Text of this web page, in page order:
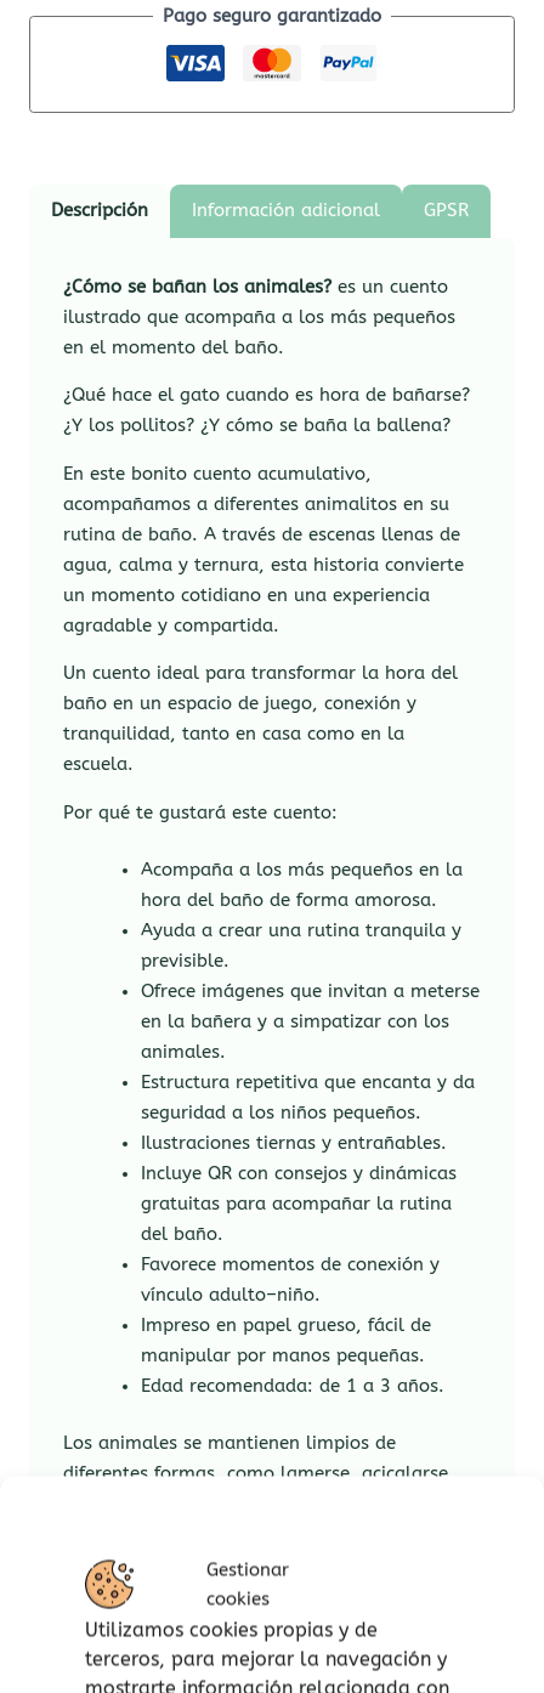
Gestionar
cookies
Utilizamos cookies propias y de
terceros, para mejorar la navegación y
mostrarte información relacionada con
Pago seguro garantizado
Descripción Información adicional GPSR
¿Cómo se bañan los animales?es un cuento
ilustrado que acompaña a los más pequeños
en el momento del baño.
¿Qué hace el gato cuando es hora de bañarse?
¿Y los pollitos? ¿Y cómo se baña la ballena?
En este bonito cuento acumulativo,
acompañamos a diferentes animalitos en su
rutina de baño. A través de escenas llenas de
agua, calma y ternura, esta historia convierte
un momento cotidiano en una experiencia
agradable y compartida.
Un cuento ideal para transformar la hora del
baño en un espacio de juego, conexión y
tranquilidad, tanto en casa como en la
escuela.
Por qué te gustará este cuento:
Acompaña a los más pequeños en la
hora del baño de forma amorosa.
Ayuda a crear una rutina tranquila y
previsible.
Ofrece imágenes que invitan a meterse
en la bañera y a simpatizar con los
animales.
Estructura repetitiva que encanta y da
seguridad a los niños pequeños.
Ilustraciones tiernas y entrañables.
Incluye QR con consejos y dinámicas
gratuitas para acompañar la rutina
del baño.
Favorece momentos de conexión y
vínculo adulto–niño.
Impreso en papel grueso, fácil de
manipular por manos pequeñas.
Edad recomendada: de 1 a 3 años.
Los animales se mantienen limpios de
diferentes formas, como lamerse, acicalarse,
formas de limpieza en el reino animal a través
de sus tiernas ilustraciones.
Métodos de limpieza de los animales: